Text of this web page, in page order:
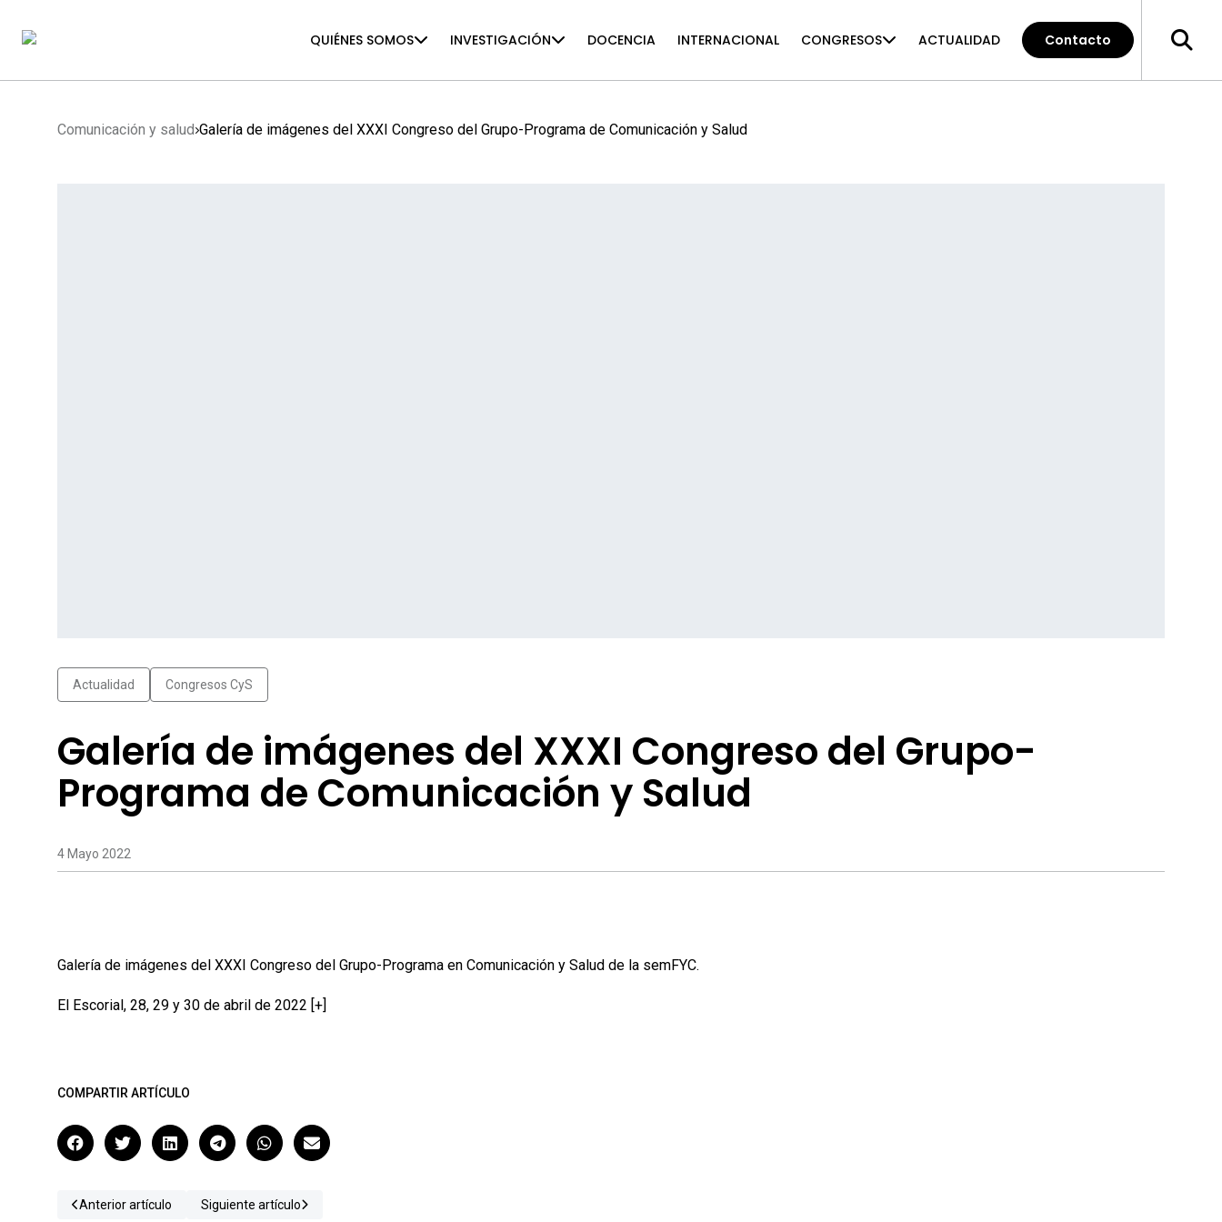
QUIÉNES SOMOS INVESTIGACIÓN DOCENCIA INTERNACIONAL CONGRESOS ACTUALIDAD Contacto
Comunicación y salud Galería de imágenes del XXXI Congreso del Grupo-Programa de Comunicación y Salud
Actualidad Congresos CyS
Galería de imágenes del XXXI Congreso del Grupo-
Programa de Comunicación y Salud
4 Mayo 2022
Galería de imágenes del XXXI Congreso del Grupo-Programa en Comunicación y Salud de la semFYC.
El Escorial, 28, 29 y 30 de abril de 2022 [+]
COMPARTIR ARTÍCULO
Anterior artículo Siguiente artículo